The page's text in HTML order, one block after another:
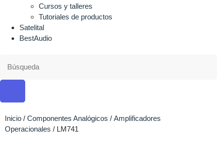
Cursos y talleres
Tutoriales de productos
Satelital
BestAudio
Inicio / Componentes Analógicos / Amplificadores
Operacionales / LM741